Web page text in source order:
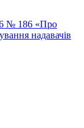
№ 186 «Про
надавачів